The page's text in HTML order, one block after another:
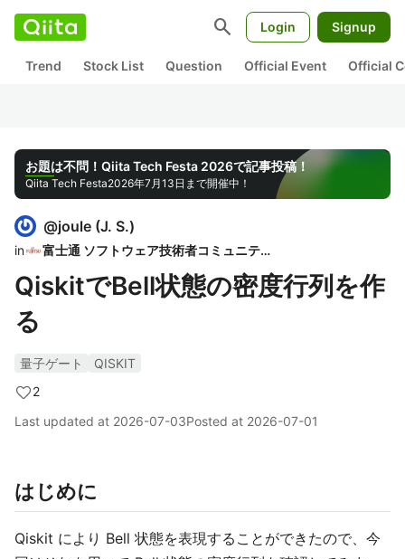
search Login Signup
Trend Stock List Question Official Event Official
お題は不問！Qiita Tech Festa 2026で記事投稿！
Qiita Tech Festa2026年7月13日まで開催中！
@joule (J. S.)
in 富士通 ソフトウェア技術者コミュニティ
QiskitでBell状態の密度行列を作
る
量子ゲート
QISKIT
2
Last updated at 2026-07-03Posted at 2026-07-01
はじめに
Qiskit により Bell 状態を表現することができたので、今